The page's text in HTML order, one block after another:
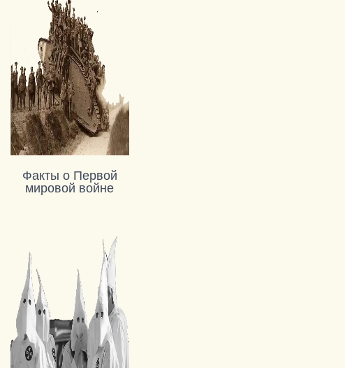
Факты о Первой
мировой войне